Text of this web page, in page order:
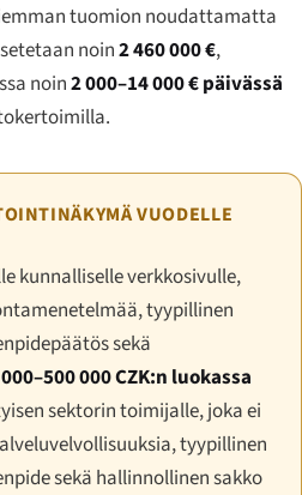
tuomion noudattamatta
noin2 460 000 €,
noin2 000–14 000 € päivässä
VUODELLE
kunnalliselle verkkosivulle,
tyypillinen
sekä
000 CZK:n luokassa
sektorin toimijalle, joka ei
tyypillinen
sekä hallinnollinen sakko